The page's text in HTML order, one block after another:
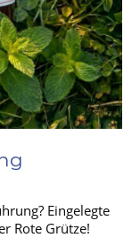
Eingelegte
Rote Grütze!